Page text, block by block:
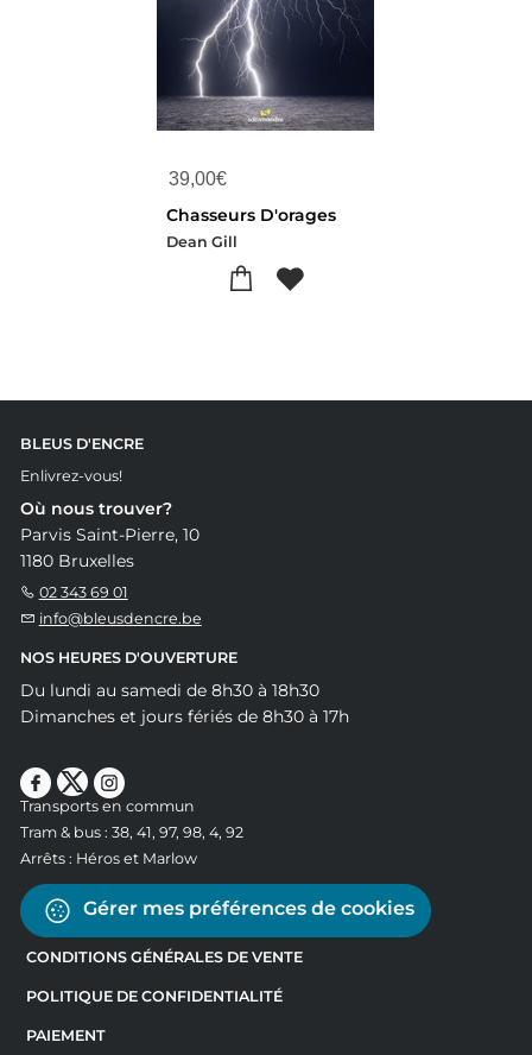
39,00€
Chasseurs D'orages
Dean Gill
BLEUS D'ENCRE
Enlivrez-vous!
Où nous trouver?
Parvis Saint-Pierre, 10
1180 Bruxelles
02 343 69 01
info@bleusdencre.be
NOS HEURES D'OUVERTURE
Du lundi au samedi de 8h30 à 18h30
Dimanches et jours fériés de 8h30 à 17h
Transports en commun
Tram & bus : 38, 41, 97, 98, 4, 92
Arrêts : Héros et Marlow
Gérer mes préférences de cookies
CONDITIONS GÉNÉRALES DE VENTE
POLITIQUE DE CONFIDENTIALITÉ
PAIEMENT